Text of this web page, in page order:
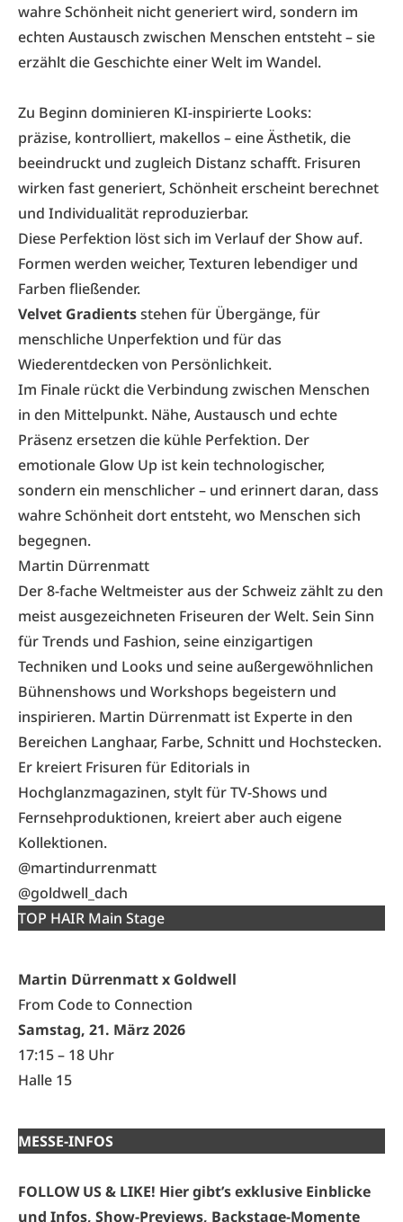
wahre Schönheit nicht generiert wird, sondern im
echten Austausch zwischen Menschen entsteht – sie
erzählt die Geschichte einer Welt im Wandel.
Zu Beginn dominieren KI-inspirierte Looks:
präzise, kontrolliert, makellos – eine Ästhetik, die
beeindruckt und zugleich Distanz schafft. Frisuren
wirken fast generiert, Schönheit erscheint berechnet
und Individualität reproduzierbar.
Diese Perfektion löst sich im Verlauf der Show auf.
Formen werden weicher, Texturen lebendiger und
Farben fließender.
Velvet Gradientsstehen für Übergänge, für
menschliche Unperfektion und für das
Wiederentdecken von Persönlichkeit.
Im Finale rückt die Verbindung zwischen Menschen
in den Mittelpunkt. Nähe, Austausch und echte
Präsenz ersetzen die kühle Perfektion. Der
emotionale Glow Up ist kein technologischer,
sondern ein menschlicher – und erinnert daran, dass
wahre Schönheit dort entsteht, wo Menschen sich
begegnen.
Martin Dürrenmatt
Der 8-fache Weltmeister aus der Schweiz zählt zu den
meist ausgezeichneten Friseuren der Welt. Sein Sinn
für Trends und Fashion, seine einzigartigen
Techniken und Looks und seine außergewöhnlichen
Bühnenshows und Workshops begeistern und
inspirieren. Martin Dürrenmatt ist Experte in den
Bereichen Langhaar, Farbe, Schnitt und Hochstecken.
Er kreiert Frisuren für Editorials in
Hochglanzmagazinen, stylt für TV-Shows und
Fernsehproduktionen, kreiert aber auch eigene
Kollektionen.
@martindurrenmatt
@goldwell_dach
TOP HAIR Main Stage
Martin Dürrenmatt x Goldwell
From Code to Connection
Samstag, 21. März 2026
17:15 – 18 Uhr
Halle 15
MESSE-INFOS
FOLLOW US & LIKE! Hier gibt’s exklusive Einblicke
und Infos, Show-Previews, Backstage-Momente